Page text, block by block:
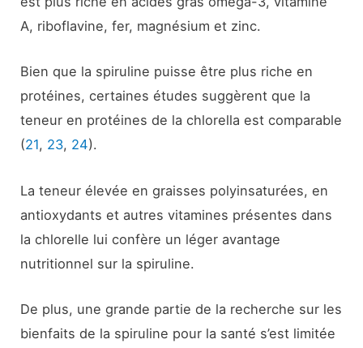
A, riboflavine, fer, magnésium et zinc.
Bien que la spiruline puisse être plus riche en
protéines, certaines études suggèrent que la
teneur en protéines de la chlorella est comparable
(21, 23, 24).
La teneur élevée en graisses polyinsaturées, en
antioxydants et autres vitamines présentes dans
la chlorelle lui confère un léger avantage
nutritionnel sur la spiruline.
De plus, une grande partie de la recherche sur les
bienfaits de la spiruline pour la santé s’est limitée